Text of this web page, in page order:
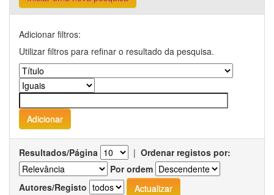
Adicionar filtros:
Utilizar filtros para refinar o resultado da pesquisa.
Resultados/Página | Ordenar registos por:
Por ordem
Autores/Registo